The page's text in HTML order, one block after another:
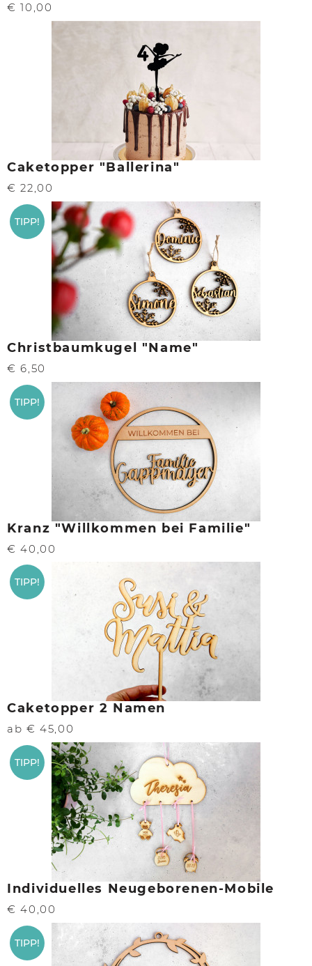
€ 10,00
Caketopper "Ballerina"
€ 22,00
TIPP!
Christbaumkugel "Name"
€ 6,50
TIPP!
Kranz "Willkommen bei Familie"
€ 40,00
TIPP!
Caketopper 2 Namen
ab € 45,00
TIPP!
Individuelles Neugeborenen-Mobile
€ 40,00
TIPP!